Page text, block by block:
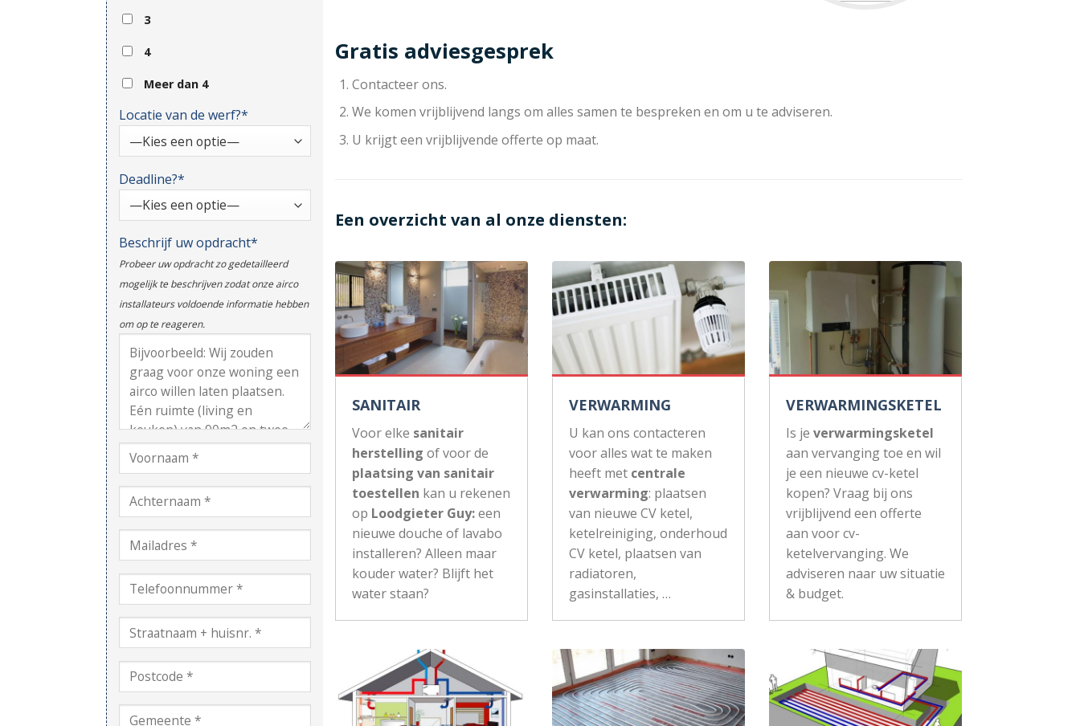
3
4
Meer dan 4
Locatie van de werf?*
Deadline?*
Beschrijf uw opdracht*
Probeer uw opdracht zo gedetailleerd
mogelijk te beschrijven zodat onze airco
installateurs voldoende informatie hebben
om op te reageren.
Gratis adviesgesprek
Contacteer ons.
We komen vrijblijvend langs om alles samen te bespreken en om u te adviseren.
U krijgt een vrijblijvende offerte op maat.
Een overzicht van al onze diensten:
SANITAIR
Voor elke sanitair
herstelling of voor de
plaatsing van sanitair
toestellen kan u rekenen
op Loodgieter Guy:een
nieuwe douche of lavabo
installeren? Alleen maar
kouder water? Blijft het
water staan?
VERWARMING
U kan ons contacteren
voor alles wat te maken
heeft met centrale
verwarming: plaatsen
van nieuwe CV ketel,
ketelreiniging, onderhoud
CV ketel, plaatsen van
radiatoren,
gasinstallaties, …
VERWARMINGSKETEL
Is je verwarmingsketel
aan vervanging toe en wil
je een nieuwe cv-ketel
kopen? Vraag bij ons
vrijblijvend een offerte
aan voor cv-
ketelvervanging. We
adviseren naar uw situatie
& budget.